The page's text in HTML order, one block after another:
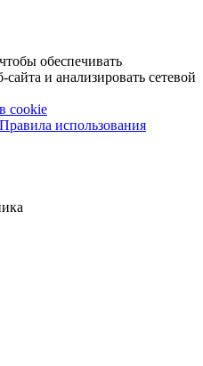
обеспечивать
и анализировать сетевой
cookie
Правила использования